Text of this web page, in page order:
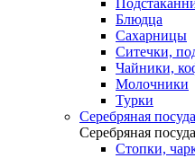
Блюдца
Сахарницы
Ситечки,
Чайники,
Молочники
Турки
Серебряная
Серебряная
Стопки,